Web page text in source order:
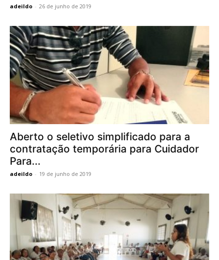
adeildo - 26 de junho de 2019
Aberto o seletivo simplificado para a
contratação temporária para Cuidador
Para...
adeildo - 19 de junho de 2019